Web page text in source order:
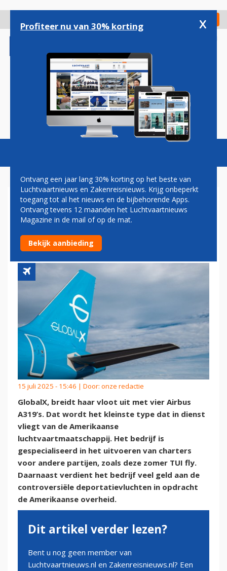
gaan
Check in
Magazine Podcasts Vacatures
AMERIKAANS GLOBALX KIEST
VOOR AIRBUS A319 OM
VLOOT UIT TE BREIDEN
15 juli 2025 - 15:46 | Door: onze redactie
GlobalX, breidt haar vloot uit met vier Airbus
A319’s. Dat wordt het kleinste type dat in dienst
vliegt van de Amerikaanse
luchtvaartmaatschappij. Het bedrijf is
gespecialiseerd in het uitvoeren van charters
voor andere partijen, zoals deze zomer TUI fly.
Daarnaast verdient het bedrijf veel geld aan de
controversiële deportatievluchten in opdracht
de Amerikaanse overheid.
Dit artikel verder lezen?
Bent u nog geen member van
Luchtvaartnieuws.nl en Zakenreisnieuws.nl? Een
Profiteer nu van 30% korting x
Ontvang een jaar lang 30% korting op het beste van
Luchtvaartnieuws en Zakenreisnieuws. Krijg onbeperkt
toegang tot al het nieuws en de bijbehorende Apps.
Ontvang tevens 12 maanden het Luchtvaartnieuws
Magazine in de mail of op de mat.
Bekijk aanbieding